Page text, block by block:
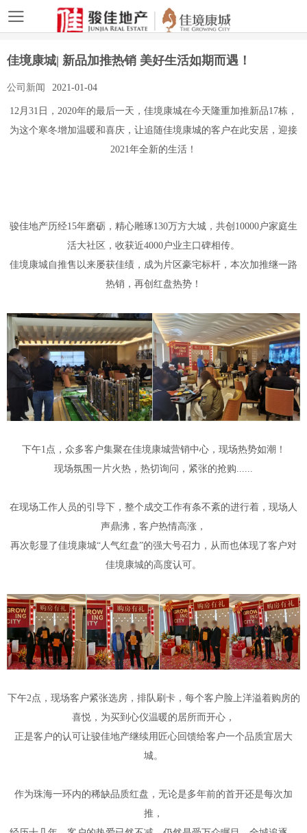
佳境康城| 新品加推热销 美好生活如期而遇！
公司新闻 2021-01-04
12月31日，2020年的最后一天，佳境康城在今天隆重加推新品17栋，
为这个寒冬增加温暖和喜庆，让追随佳境康城的客户在此安居，迎接
2021年全新的生活！
骏佳地产历经15年磨砺，精心雕琢130万方大城，共创10000户家庭生
活大社区，收获近4000户业主口碑相传。
佳境康城自推售以来屡获佳绩，成为片区豪宅标杆，本次加推继一路
热销，再创红盘热势！
下午1点，众多客户集聚在佳境康城营销中心，现场热势如潮！
现场氛围一片火热，热切询问，紧张的抢购......
在现场工作人员的引导下，整个成交工作有条不紊的进行着，现场人
声鼎沸，客户热情高涨，
再次彰显了佳境康城“人气红盘”的强大号召力，从而也体现了客户对
佳境康城的高度认可。
下午2点，现场客户紧张选房，排队刷卡，每个客户脸上洋溢着购房的
喜悦，为买到心仪温暖的居所而开心，
正是客户的认可让骏佳地产继续用匠心回馈给客户一个品质宜居大
城。
作为珠海一环内的稀缺品质红盘，无论是多年前的首开还是每次加
推，